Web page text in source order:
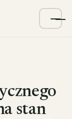
Menu
stan